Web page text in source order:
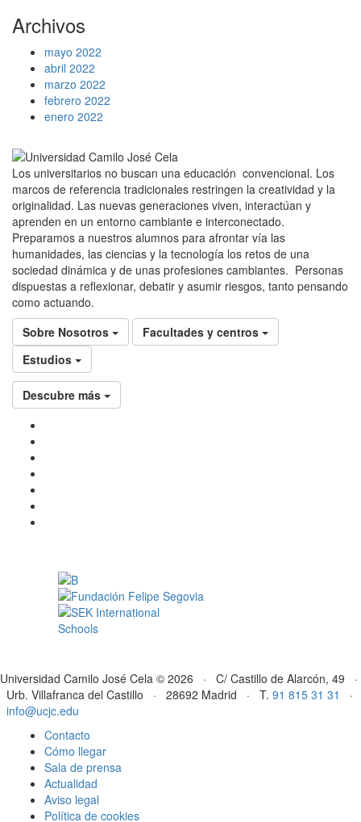
Archivos
mayo 2022
abril 2022
marzo 2022
febrero 2022
enero 2022
Los universitarios no buscan una educación convencional. Los
marcos de referencia tradicionales restringen la creatividad y la
originalidad. Las nuevas generaciones viven, interactúan y
aprenden en un entorno cambiante e interconectado.
Preparamos a nuestros alumnos para afrontar vía las
humanidades, las ciencias y la tecnología los retos de una
sociedad dinámica y de unas profesiones cambiantes. Personas
dispuestas a reflexionar, debatir y asumir riesgos, tanto pensando
como actuando.
Sobre Nosotros
Facultades y centros
Estudios
Descubre más
Universidad Camilo José Cela © 2026 · C/ Castillo de Alarcón, 49 ·
Urb. Villafranca del Castillo · 28692 Madrid · T. 91 815 31 31
·
info@ucjc.edu
Contacto
Cómo llegar
Sala de prensa
Actualidad
Aviso legal
Política de cookies